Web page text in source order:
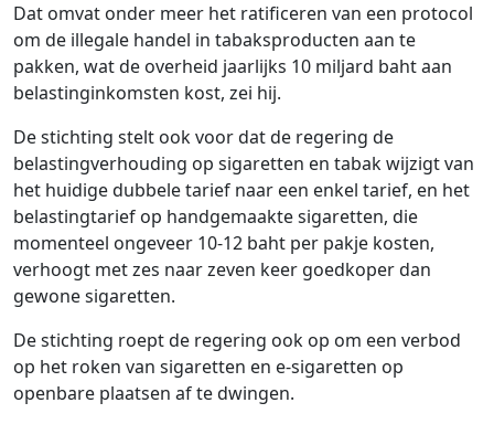
Dat omvat onder meer het ratificeren van een protocol
om de illegale handel in tabaksproducten aan te
pakken, wat de overheid jaarlijks 10 miljard baht aan
belastinginkomsten kost, zei hij.
De stichting stelt ook voor dat de regering de
belastingverhouding op sigaretten en tabak wijzigt van
het huidige dubbele tarief naar een enkel tarief, en het
belastingtarief op handgemaakte sigaretten, die
momenteel ongeveer 10-12 baht per pakje kosten,
verhoogt met zes naar zeven keer goedkoper dan
gewone sigaretten.
De stichting roept de regering ook op om een ​​verbod
op het roken van sigaretten en e-sigaretten op
openbare plaatsen af ​​te dwingen.